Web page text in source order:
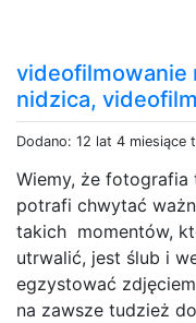
videofilmowanie
nidzica,
Dodano: 12 lat 4 miesiące
Wiemy, że fotografia
potrafi chwytać
takich momentów,
utrwalić, jest ślub i
egzystować
na zawsze tudzież